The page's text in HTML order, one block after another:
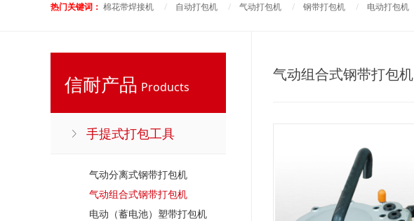
热门关键词： 棉花带焊接机 / 自动打包机 / 气动打包机 / 钢带打包机 / 电动打包机
信耐产品 Products
手提式打包工具
气动分离式钢带打包机
气动组合式钢带打包机
电动（蓄电池）塑带打包机
气动组合式钢带打包机